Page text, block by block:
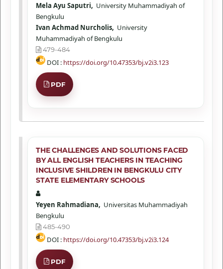
Mela Ayu Saputri, University Muhammadiyah of
Bengkulu
Ivan Achmad Nurcholis, University
Muhammadiyah of Bengkulu
479-484
DOI : https://doi.org/10.47353/bj.v2i3.123
PDF
THE CHALLENGES AND SOLUTIONS FACED
BY ALL ENGLISH TEACHERS IN TEACHING
INCLUSIVE SHILDREN IN BENGKULU CITY
STATE ELEMENTARY SCHOOLS
Yeyen Rahmadiana, Universitas Muhammadiyah
Bengkulu
485-490
DOI : https://doi.org/10.47353/bj.v2i3.124
PDF